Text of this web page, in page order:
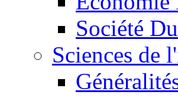
Société
Sciences de